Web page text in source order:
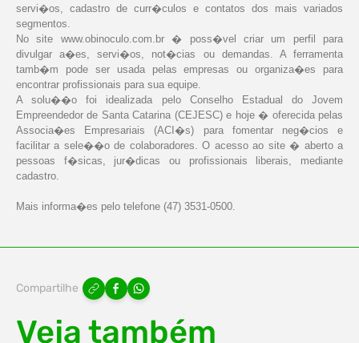
servi�os, cadastro de curr�culos e contatos dos mais variados
segmentos.
No site www.obinoculo.com.br � poss�vel criar um perfil para
divulgar a�es, servi�os, not�cias ou demandas. A ferramenta
tamb�m pode ser usada pelas empresas ou organiza�es para
encontrar profissionais para sua equipe.
A solu��o foi idealizada pelo Conselho Estadual do Jovem
Empreendedor de Santa Catarina (CEJESC) e hoje � oferecida pelas
Associa�es Empresariais (ACI�s) para fomentar neg�cios e
facilitar a sele��o de colaboradores. O acesso ao site � aberto a
pessoas f�sicas, jur�dicas ou profissionais liberais, mediante
cadastro.
Mais informa�es pelo telefone (47) 3531-0500.
Compartilhe
Veja também